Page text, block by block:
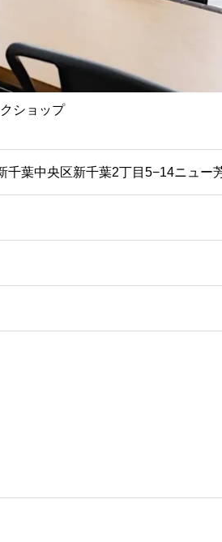
ショップ
千葉中央区新千葉2丁目5−14ニュー